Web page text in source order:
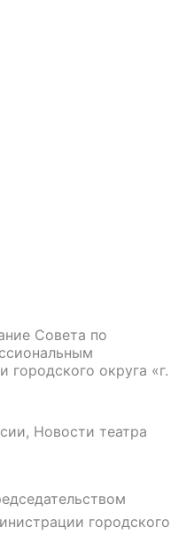
Совета по
округа «г.
, Новости театра
городского